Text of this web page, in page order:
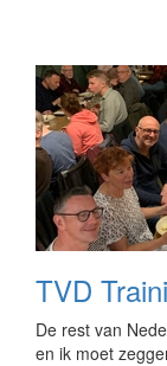
TVD
De rest van
en ik moet